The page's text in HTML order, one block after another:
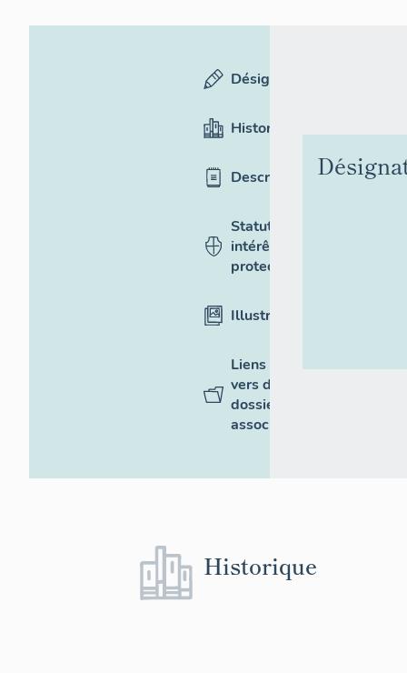
Désignation
Historique
Description
Statut,
intérêt et
protection
Illustrations
Liens
vers des
dossiers
associés
Historique